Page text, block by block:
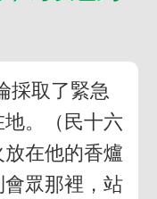
採取了緊急
。（民十六
在他的香爐
眾那裡，站